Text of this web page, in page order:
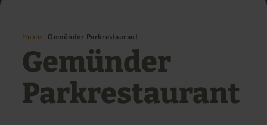
Home Gemünder Parkrestaurant
Gemünder
Parkrestaurant